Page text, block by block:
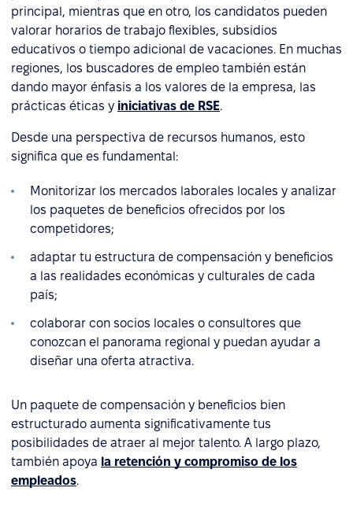
principal, mientras que en otro, los candidatos pueden
valorar horarios de trabajo flexibles, subsidios
educativos o tiempo adicional de vacaciones. En muchas
regiones, los buscadores de empleo también están
dando mayor énfasis a los valores de la empresa, las
prácticas éticas y iniciativas de RSE.
Desde una perspectiva de recursos humanos, esto
significa que es fundamental:
Monitorizar los mercados laborales locales y analizar
los paquetes de beneficios ofrecidos por los
competidores;
adaptar tu estructura de compensación y beneficios
a las realidades económicas y culturales de cada
país;
colaborar con socios locales o consultores que
conozcan el panorama regional y puedan ayudar a
diseñar una oferta atractiva.
Un paquete de compensación y beneficios bien
estructurado aumenta significativamente tus
posibilidades de atraer al mejor talento. A largo plazo,
también apoya la retención y compromiso de los
empleados.